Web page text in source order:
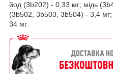
йод (3b202) - 0,33 мг; мiдь
(3b502, 3b503, 3b504) - 3,4
34 мг.